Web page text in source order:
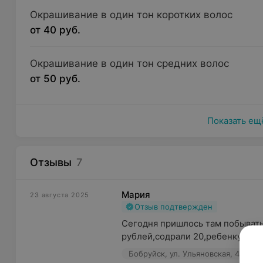
Окрашивание в один тон коротких волос
от 40 руб.
Окрашивание в один тон средних волос
от 50 руб.
Показать
Отзывы 7
23 августа 2025 Мария
Отзыв подтвержден
Сегодня пришлось там
рублей,содрали 20,ребенку
Бобруйск, ул. Ульяновская, 49